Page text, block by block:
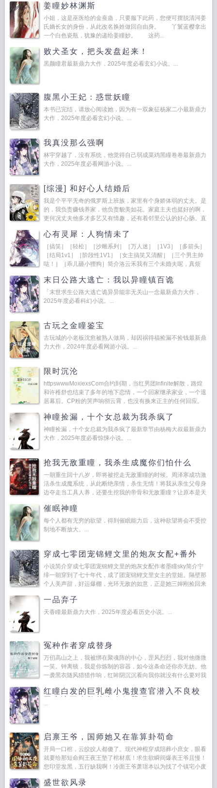
姜瞳妙林渊斯
小姐，这是巫医给的金蚕蛊，只要服下此药，您便可摆脱清河姜
氏嫡长女的身份，从此改名换姓做回自由身。 丫鬟蓝樱拿出
一个白色瓷瓶，犹豫的递给姜瞳妙。 这药...
败犬圣女，把头发盘起来！
黒颜瞳君最新鼎力大作，2025年度必看玄幻小说。...
腹黑小王妃：惑世妖瞳
本书已完结，请放心阅读她，因为有一双象征杨家二小最新鼎力
大作，2025年度必看玄幻小说。...
我真没那么强啊
林宇穿越了，没有系统，他觉得自己弱成菜鸡黑瞳卷卷最新鼎力
大作，2025年度必看网游小说。...
[综漫] 和好心人结婚后
我是个平平无奇的俄罗斯上班族，家里有个身娇体弱的丈夫。是
的，我负责赚钱养家，他负责貌美如花。家庭主夫也挺好的啊，
更何况丈夫他多才多艺又有情趣，还有着邻里公认的好心肠。直
心有灵犀：人狗情未了
［搞笑］［轻松］［沙雕系列］［万人迷］［1V3］［多箭头］
［结局1v1］［阶段性1V1］［女主搞笑又清醒］［三个男主帅
哒！］［乖儿砸小狸狗］简介洛云禾我有三个未婚夫呢，真烦
末日公路大逃亡：我以异瞳镇百诡
「末世求生公路大逃亡诡异异能非无关山一念最新鼎力大作，
2025年度必看科幻小说。...
古玩之金瞳鉴宝
古玩城的小老板沈愈被熟人做局，却因祸得福捡漏不捡钱最新鼎
力大作，2024年度必看网游小说。...
限时沉沦
httpswwwMoxiexsCom合约到期，当红男团Infinite解散，路煌
和许稚舒也结束了多年的地下恋情，一个回家继承家业，一个退
居幕后。CP粉的哭声响彻云霄，也没有换来正主的任何回应。
神瞳捡漏，十个女总裁为我杀疯了
神瞳捡漏，十个女总裁为我杀疯了最新章节由杨梅大叔最新鼎力
大作，2025年度必看惊悚小说。...
抢我无敌重瞳，我杀生成魔你们怕什么
一朝重生回十八岁，即将被挖走无敌重瞳的时候。周泽寒成功激
活杀生成魔系统，从此断绝亲情，杀生无情！将我从亲生父母身
边夺走当工具人养，还要生挖我的帝骨和无敌重瞳？让原本是天
杀尽世人...
催眠神瞳
每个人都有无穷的欲望，得到催眠能力后，这种欲望将会不受控
制地不断放大。...
穿成七零团宠锦鲤文里的炮灰女配+番外
小说简介穿成七零团宠锦鲤文里的炮灰女配作者墨瞳sky简介宁
绯一朝穿到了七十年代，成了团宠锦鲤文里女主的堂姐。隔壁那
个人美声甜，好运爆棚，光环无敌的如意，正是她三婶刚捡回来
一品弃子
天香瞳最新鼎力大作，2025年度必看历史小说。...
冤种作者穿成替身
万仞高山之上，我被绑在聚魂阵的中心，罡风烈烈，我对他微微
一笑。钟离镜，我是你炼制的容器，如今这条命还你亦无妨。他
一袭黑衣随风猎猎作响，红眸阴沉沉看向我你就没有什么要对我
红瞳白发的巨乳雌小鬼搜查官潜入不良校
...
启禀王爷，国师她又在靠算卦苟命
开局一口棺，云皎皎人都傻了。现代神棍穿成陪葬小庶女，眼看
就要给那短命阎王夜王垫了棺材底！求生欲瞬间爆表王爷且慢！
您印堂发黑，五行缺我啊！冷面王爷萧璟本以为找了个镇宅小废
很，...
盛世欲风录